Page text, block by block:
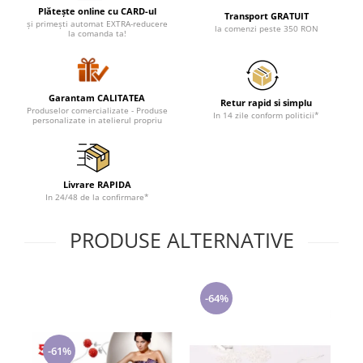
Lenjerii de pat pentru copii
Cadouri Cuplu
Pijamale de CRACIUN
Pijamale de dama
Pijamale de barbati
WINTER Collection
Halate si pijamale Family
Seturi elegante femei
Cadouri ocazii speciale
Tricouri de craciun
Plătește online cu CARD-ul
și primești automat EXTRA-reducere
la comanda ta!
Transport GRATUIT
la comenzi peste 350 RON
Garantam CALITATEA
Produselor comercializate - Produse
personalizate in atelierul propriu
Retur rapid si simplu
In 14 zile conform politicii*
Livrare RAPIDA
In 24/48 de la confirmare*
PRODUSE ALTERNATIVE
-61%
-64%